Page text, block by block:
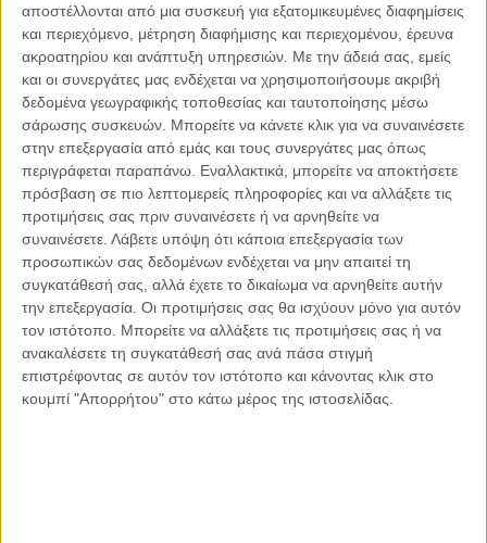
αποστέλλονται από μια συσκευή για εξατομικευμένες διαφημίσεις
και περιεχόμενο, μέτρηση διαφήμισης και περιεχομένου, έρευνα
ακροατηρίου και ανάπτυξη υπηρεσιών. Με την άδειά σας, εμείς
και οι συνεργάτες μας ενδέχεται να χρησιμοποιήσουμε ακριβή
δεδομένα γεωγραφικής τοποθεσίας και ταυτοποίησης μέσω
σάρωσης συσκευών. Μπορείτε να κάνετε κλικ για να συναινέσετε
στην επεξεργασία από εμάς και τους συνεργάτες μας όπως
περιγράφεται παραπάνω. Εναλλακτικά, μπορείτε να αποκτήσετε
πρόσβαση σε πιο λεπτομερείς πληροφορίες και να αλλάξετε τις
προτιμήσεις σας πριν συναινέσετε ή να αρνηθείτε να
συναινέσετε. Λάβετε υπόψη ότι κάποια επεξεργασία των
προσωπικών σας δεδομένων ενδέχεται να μην απαιτεί τη
συγκατάθεσή σας, αλλά έχετε το δικαίωμα να αρνηθείτε αυτήν
την επεξεργασία. Οι προτιμήσεις σας θα ισχύουν μόνο για αυτόν
τον ιστότοπο. Μπορείτε να αλλάξετε τις προτιμήσεις σας ή να
ανακαλέσετε τη συγκατάθεσή σας ανά πάσα στιγμή
επιστρέφοντας σε αυτόν τον ιστότοπο και κάνοντας κλικ στο
κουμπί "Απορρήτου" στο κάτω μέρος της ιστοσελίδας.
υπεραναλύονται.
Ενσυναίσθηση που υπεραπλουστεύεται στο παρόν και σε
κάθε παρόν, χωρίς απλοϊκότητα.
Δεν τελειώνει παρά μόνο για να ξαναρχίσει, προσθετικά σε
όσα έπλασε.
Γράφει η Λένα Τόττα
Κοινοποιήστε:
Facebook X LinkedIn WhatsApp
Εκτύπωση